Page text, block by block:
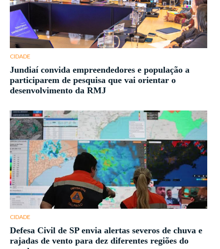
CIDADE
Jundiaí convida empreendedores e população a
participarem de pesquisa que vai orientar o
desenvolvimento da RMJ
CIDADE
Defesa Civil de SP envia alertas severos de chuva e
rajadas de vento para dez diferentes regiões do